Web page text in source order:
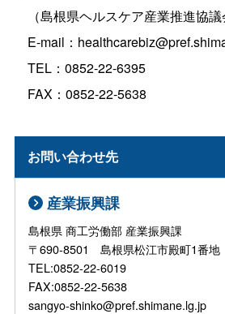
（島根県ヘルスケア産業推進協議
E-mail：
TEL：0852-22-6395
FAX：0852-22-5638
お問い合わせ先
産業振興課
島根県 商工労働部 産業振興課
〒690-8501 島根県松江市殿町1番地
TEL:0852-22-6019
FAX:0852-22-5638
sangyo-shinko@pref.shimane.lg.jp